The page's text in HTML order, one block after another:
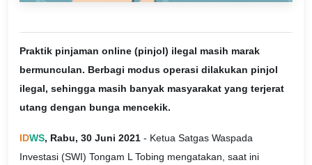
Praktik pinjaman online (pinjol) ilegal masih marak
bermunculan. Berbagi modus operasi dilakukan pinjol
ilegal, sehingga masih banyak masyarakat yang terjerat
utang dengan bunga mencekik.
IDWS, Rabu, 30 Juni 2021 - Ketua Satgas Waspada
Investasi (SWI) Tongam L Tobing mengatakan, saat ini